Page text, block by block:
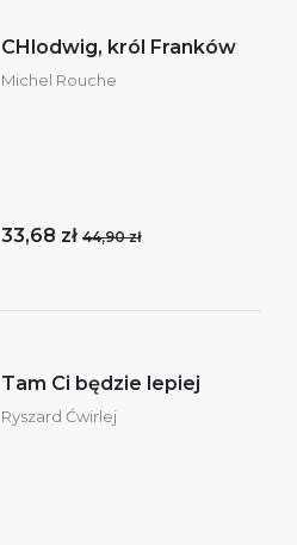
CHlodwig, król Franków
Michel Rouche
33,68 zł 44,90 zł
Tam Ci będzie lepiej
Ryszard Ćwirlej